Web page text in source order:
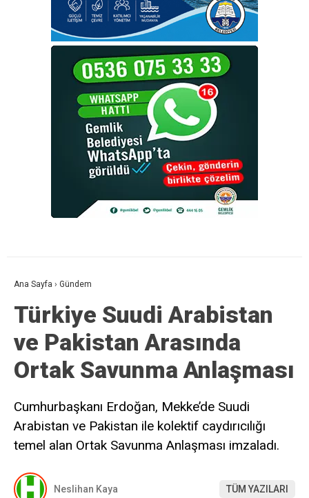
Ana Sayfa › Gündem
Türkiye Suudi Arabistan
ve Pakistan Arasında
Ortak Savunma Anlaşması
Cumhurbaşkanı Erdoğan, Mekke’de Suudi
Arabistan ve Pakistan ile kolektif caydırıcılığı
temel alan Ortak Savunma Anlaşması imzaladı.
Neslihan Kaya TÜM YAZILARI